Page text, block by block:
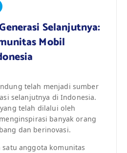
Selanjutnya:
Mobil
telah menjadi sumber
selanjutnya di Indonesia.
telah dilalui oleh
banyak orang
dan berinovasi.
anggota komunitas